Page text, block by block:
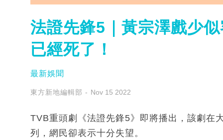
法證先鋒5｜黃宗澤戲少
已經死了！
最新娛聞
東方新地編輯部 Nov 15 2022
TVB重頭劇《法證先鋒5》即將播出，該劇在
列，網民卻表示十分失望。